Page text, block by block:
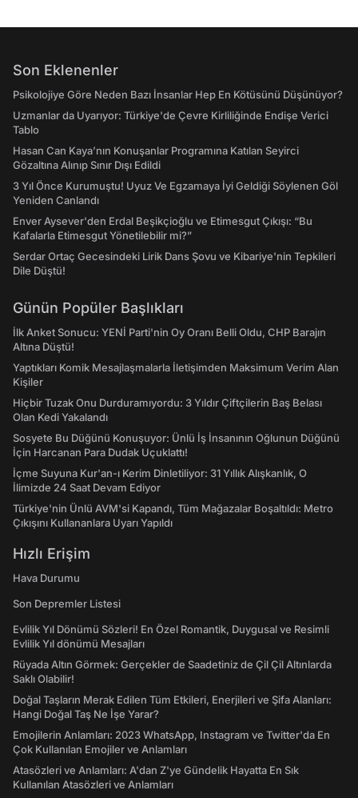
Son Eklenenler
Psikolojiye Göre Neden Bazı İnsanlar Hep En Kötüsünü Düşünüyor?
Uzmanlar da Uyarıyor: Türkiye'de Çevre Kirliliğinde Endişe Verici
Tablo
Hasan Can Kaya’nın Konuşanlar Programına Katılan Seyirci
Gözaltına Alınıp Sınır Dışı Edildi
3 Yıl Önce Kurumuştu! Uyuz Ve Egzamaya İyi Geldiği Söylenen Göl
Yeniden Canlandı
Enver Aysever'den Erdal Beşikçioğlu ve Etimesgut Çıkışı: “Bu
Kafalarla Etimesgut Yönetilebilir mi?”
Serdar Ortaç Gecesindeki Lirik Dans Şovu ve Kibariye'nin Tepkileri
Dile Düştü!
Günün Popüler Başlıkları
İlk Anket Sonucu: YENİ Parti'nin Oy Oranı Belli Oldu, CHP Barajın
Altına Düştü!
Yaptıkları Komik Mesajlaşmalarla İletişimden Maksimum Verim Alan
Kişiler
Hiçbir Tuzak Onu Durduramıyordu: 3 Yıldır Çiftçilerin Baş Belası
Olan Kedi Yakalandı
Sosyete Bu Düğünü Konuşuyor: Ünlü İş İnsanının Oğlunun Düğünü
İçin Harcanan Para Dudak Uçuklattı!
İçme Suyuna Kur'an-ı Kerim Dinletiliyor: 31 Yıllık Alışkanlık, O
İlimizde 24 Saat Devam Ediyor
Türkiye'nin Ünlü AVM'si Kapandı, Tüm Mağazalar Boşaltıldı: Metro
Çıkışını Kullananlara Uyarı Yapıldı
Hızlı Erişim
Hava Durumu
Son Depremler Listesi
Evlilik Yıl Dönümü Sözleri! En Özel Romantik, Duygusal ve Resimli
Evlilik Yıl dönümü Mesajları
Rüyada Altın Görmek: Gerçekler de Saadetiniz de Çil Çil Altınlarda
Saklı Olabilir!
Doğal Taşların Merak Edilen Tüm Etkileri, Enerjileri ve Şifa Alanları:
Hangi Doğal Taş Ne İşe Yarar?
Emojilerin Anlamları: 2023 WhatsApp, Instagram ve Twitter'da En
Çok Kullanılan Emojiler ve Anlamları
Atasözleri ve Anlamları: A'dan Z'ye Gündelik Hayatta En Sık
Kullanılan Atasözleri ve Anlamları